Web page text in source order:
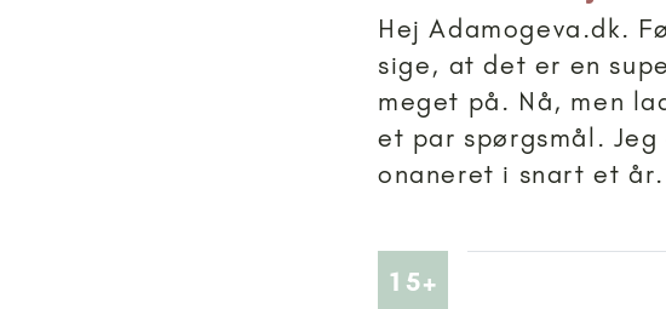
Hej Adamogeva.dk.
sige, at det er en
meget på. Nå, men
et par spørgsmål.
onaneret i snart et
15+